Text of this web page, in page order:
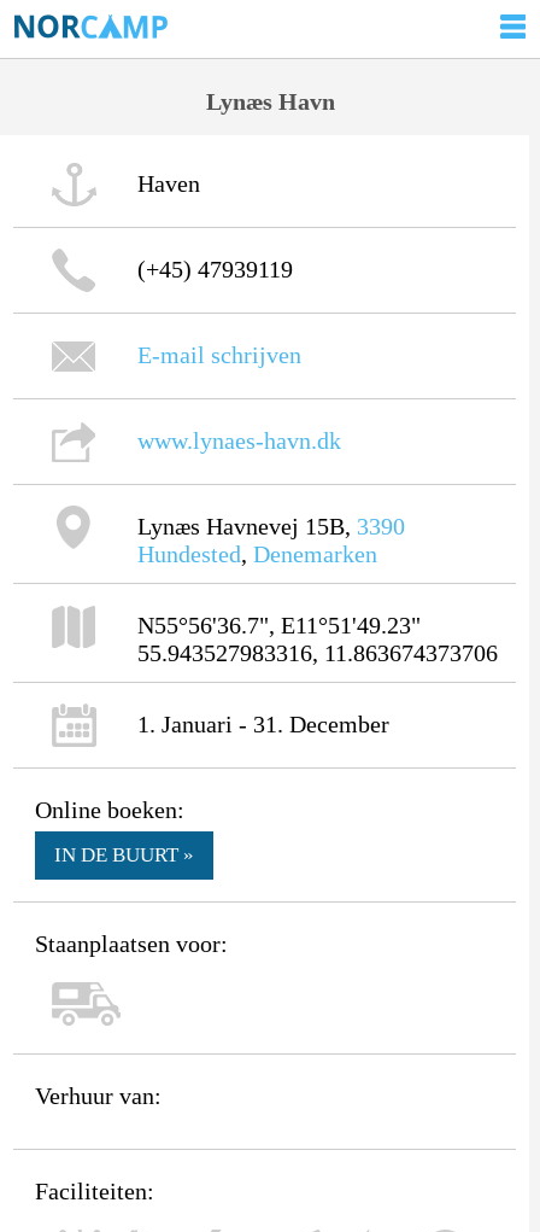
Lynæs Havn
Haven
(+45) 47939119
E-mail schrijven
www.lynaes-havn.dk
Lynæs Havnevej 15B, 3390
Hundested, Denemarken
N55°56'36.7", E11°51'49.23"
55.943527983316, 11.863674373706
1. Januari - 31. December
Online boeken:
IN DE BUURT »
Staanplaatsen voor:
Verhuur van:
Faciliteiten: